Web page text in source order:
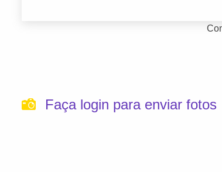
Faça login para enviar fotos